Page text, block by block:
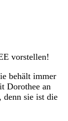
vorstellen!
behält immer
Dorothee an
denn sie ist die